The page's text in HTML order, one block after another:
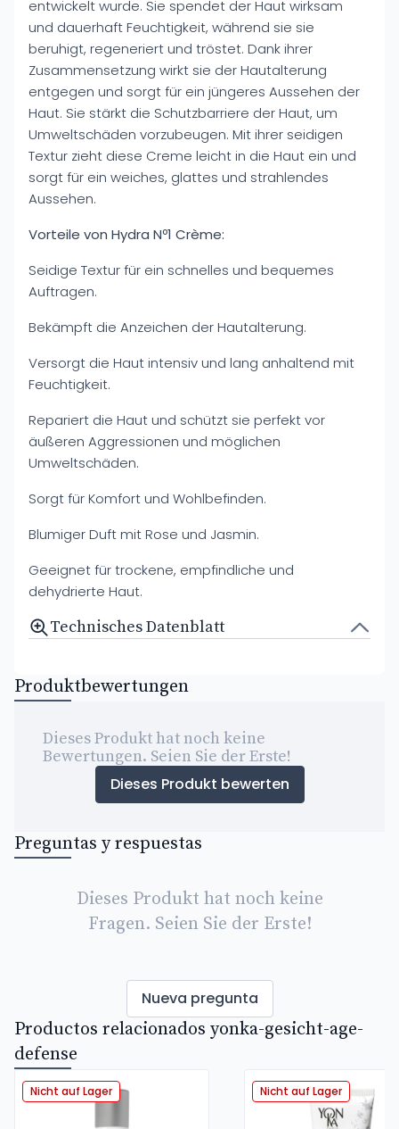
entwickelt wurde. Sie spendet der Haut wirksam
und dauerhaft Feuchtigkeit, während sie sie
beruhigt, regeneriert und tröstet. Dank ihrer
Zusammensetzung wirkt sie der Hautalterung
entgegen und sorgt für ein jüngeres Aussehen der
Haut. Sie stärkt die Schutzbarriere der Haut, um
Umweltschäden vorzubeugen. Mit ihrer seidigen
Textur zieht diese Creme leicht in die Haut ein und
sorgt für ein weiches, glattes und strahlendes
Aussehen.
Vorteile von Hydra Nº1 Crème:
Seidige Textur für ein schnelles und bequemes
Auftragen.
Bekämpft die Anzeichen der Hautalterung.
Versorgt die Haut intensiv und lang anhaltend mit
Feuchtigkeit.
Repariert die Haut und schützt sie perfekt vor
äußeren Aggressionen und möglichen
Umweltschäden.
Sorgt für Komfort und Wohlbefinden.
Blumiger Duft mit Rose und Jasmin.
Geeignet für trockene, empfindliche und
dehydrierte Haut.
Technisches Datenblatt
Produktbewertungen
Dieses Produkt hat noch keine
Bewertungen. Seien Sie der Erste!
Dieses Produkt bewerten
Preguntas y respuestas
Dieses Produkt hat noch keine
Fragen. Seien Sie der Erste!
Nueva pregunta
Productos relacionados yonka-gesicht-age-
defense
Nicht auf Lager Nicht auf Lager